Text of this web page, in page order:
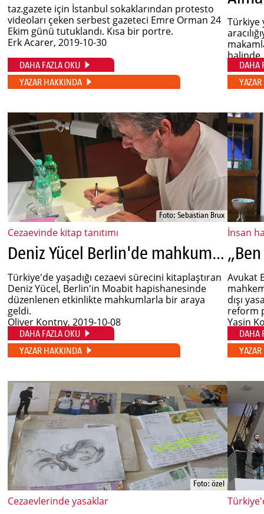
taz.gazete için İstanbul sokaklarından protesto
videoları çeken serbest gazeteci Emre Orman 24
Ekim günü tutuklandı. Kısa bir portre.
Erk Acarer, 2019-10-30
DAHA FAZLA OKU
YAZAR HAKKINDA
Türkiye
Oliver
DAHA
Foto: Sebastian Brux
Cezaevinde kitap tanıtımı
Deniz Yücel Berlin'de mahkumlarla buluştu
Türkiye'de yaşadığı cezaevi sürecini kitaplaştıran
Deniz Yücel, Berlin'in Moabit hapishanesinde
düzenlenen etkinlikte mahkumlarla bir araya
geldi.
Oliver Kontny, 2019-10-08
DAHA FAZLA OKU
YAZAR HAKKINDA
İnsan
Avukat
dışı
reform
Yasin
DAHA
Foto: özel
Cezaevlerinde yasaklar